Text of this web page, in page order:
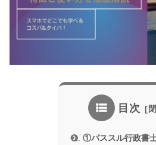
目次
①パススル行政書